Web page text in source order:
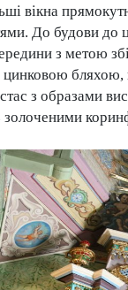
вікна
До будови до
з метою
бляхою,
з образами
золоченими